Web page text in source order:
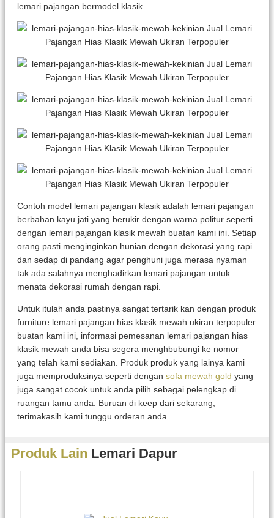
lemari pajangan bermodel klasik.
Contoh model lemari pajangan klasik adalah lemari pajangan
berbahan kayu jati yang berukir dengan warna politur seperti
dengan lemari pajangan klasik mewah buatan kami ini. Setiap
orang pasti menginginkan hunian dengan dekorasi yang rapi
dan sedap di pandang agar penghuni juga merasa nyaman
tak ada salahnya menghadirkan lemari pajangan untuk
menata dekorasi rumah dengan rapi.
Untuk itulah anda pastinya sangat tertarik kan dengan produk
furniture lemari pajangan hias klasik mewah ukiran terpopuler
buatan kami ini, informasi pemesanan lemari pajangan hias
klasik mewah anda bisa segera menghbubungi ke nomor
yang telah kami sediakan. Produk produk yang lainya kami
juga memproduksinya seperti dengan sofa mewah gold yang
juga sangat cocok untuk anda pilih sebagai pelengkap di
ruangan tamu anda. Buruan di keep dari sekarang,
terimakasih kami tunggu orderan anda.
Produk Lain Lemari Dapur